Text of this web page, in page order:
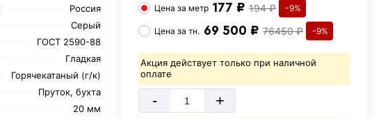
Россия
Серый
ГОСТ 2590-88
Гладкая
Горячекатаный (г/к)
Пруток, бухта
20 мм
Цена за метр 177 ₽ 194 ₽ -9%
Цена затн. 69 500 ₽ 76450 ₽ -9%
Акция действует только при наличной
оплате
- +